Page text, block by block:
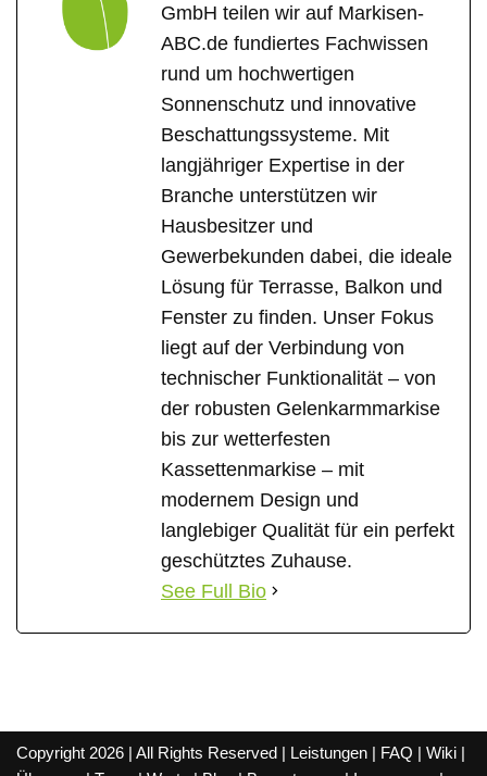
GmbH teilen wir auf Markisen-
ABC.de fundiertes Fachwissen
rund um hochwertigen
Sonnenschutz und innovative
Beschattungssysteme. Mit
langjähriger Expertise in der
Branche unterstützen wir
Hausbesitzer und
Gewerbekunden dabei, die ideale
Lösung für Terrasse, Balkon und
Fenster zu finden. Unser Fokus
liegt auf der Verbindung von
technischer Funktionalität – von
der robusten Gelenkarmmarkise
bis zur wetterfesten
Kassettenmarkise – mit
modernem Design und
langlebiger Qualität für ein perfekt
geschütztes Zuhause.
See Full Bio
Copyright 2026 | All Rights Reserved | Leistungen | FAQ | Wiki |